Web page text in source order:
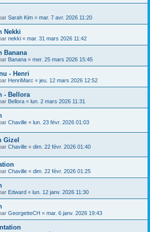
Sarah Kim « mar. 7 avr. 2026 11:20
Nekki
nekki « mar. 31 mars 2026 11:42
Banana
Banana « mer. 25 mars 2026 15:45
- Henri
HenriMarc « jeu. 12 mars 2026 12:52
- Bellora
Bellora « lun. 2 mars 2026 11:31
Chaville « lun. 23 févr. 2026 01:03
Gizel
Chaville « dim. 22 févr. 2026 01:40
Chaville « dim. 22 févr. 2026 01:25
Edward « lun. 12 janv. 2026 11:30
GeorgetteCH « mar. 6 janv. 2026 19:43